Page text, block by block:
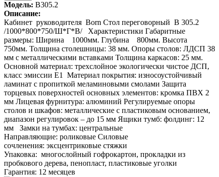
Модель: В305.2
Описание:
Кабинет руководителя Born Стол переговорный В 305.2
/1000*800*750/Ш*Г*В/ Характеристики Габаритные
размеры: Ширина 1000мм. Глубина 800мм. Высота
750мм. Толщина столешницы: 38 мм. Опоры столов: ЛДСП 38
мм с металлическими вставками Толщина каркасов: 25 мм.
Основной материал: трехслойное экологически чистое ДСП,
класс эмиссии Е1 Материал покрытия: износоустойчивый
ламинат с пропиткой меламиновыми смолами Защита
торцевых поверхностей основных элементов: кромка ПВХ 2
мм Лицевая фурнитура: алюминий Регулируемые опоры
столов и шкафов: металлические с пластиковым основанием,
диапазон регулировок – до 15 мм Ящики тумб: фолдинг: 12
мм Замки на тумбах: центральные
Направляющие: роликовые Силовые
сочленения: эксцентриковые стяжки
Упаковка: многослойный гофрокартон, прокладки из
пробкового дерева, пенопласт, пластиковые уголки
Гарантия: 12 месяцев